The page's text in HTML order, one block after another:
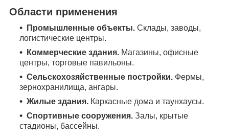
Области применения
Промышленные объекты. Склады, заводы,
логистические центры.
Коммерческие здания. Магазины, офисные
центры, торговые павильоны.
Сельскохозяйственные постройки. Фермы,
зернохранилища, ангары.
Жилые здания. Каркасные дома и таунхаусы.
Спортивные сооружения. Залы, крытые
стадионы, бассейны.